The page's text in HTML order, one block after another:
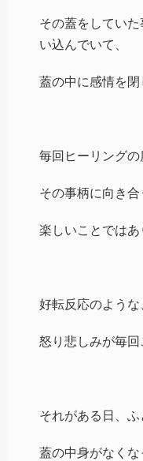
その蓋をしてい
い込んでいて、
蓋の中に感情を閉
毎回ヒーリングの
その事柄に向き
楽しいことではあ
好転反応のような
怒り悲しみが毎回
それがある日、
蓋の中身がなくな